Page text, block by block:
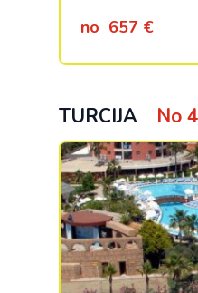
no 657 €
TURCIJA No